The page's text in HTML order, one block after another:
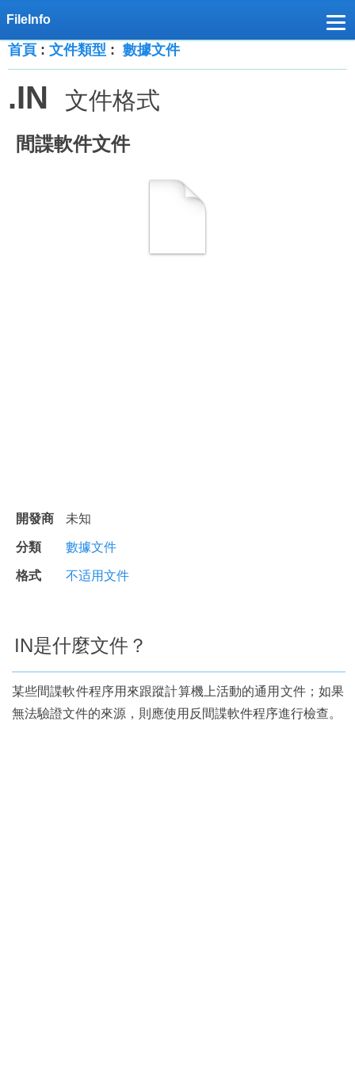
首頁 : 文件類型 : 數據文件
.IN 文件格式
間諜軟件文件
開發商 未知
分類 數據文件
格式 不适用文件
IN是什麼文件？
某些間諜軟件程序用來跟蹤計算機上活動的通用文件；如果
無法驗證文件的來源，則應使用反間諜軟件程序進行檢查。